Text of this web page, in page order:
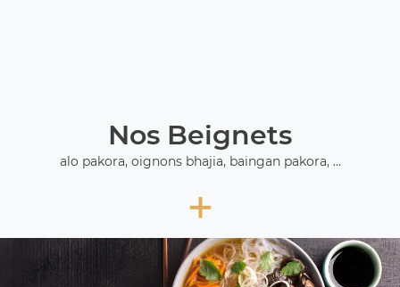
Nos Beignets
alo pakora, oignons bhajia, baingan pakora, ...
+